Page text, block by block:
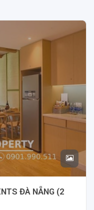
ĐÀ NẴNG (2